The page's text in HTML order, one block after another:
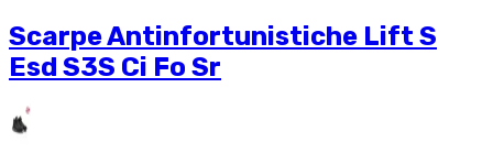
Scarpe Antinfortunistiche Lift S
Esd S3S Ci Fo Sr